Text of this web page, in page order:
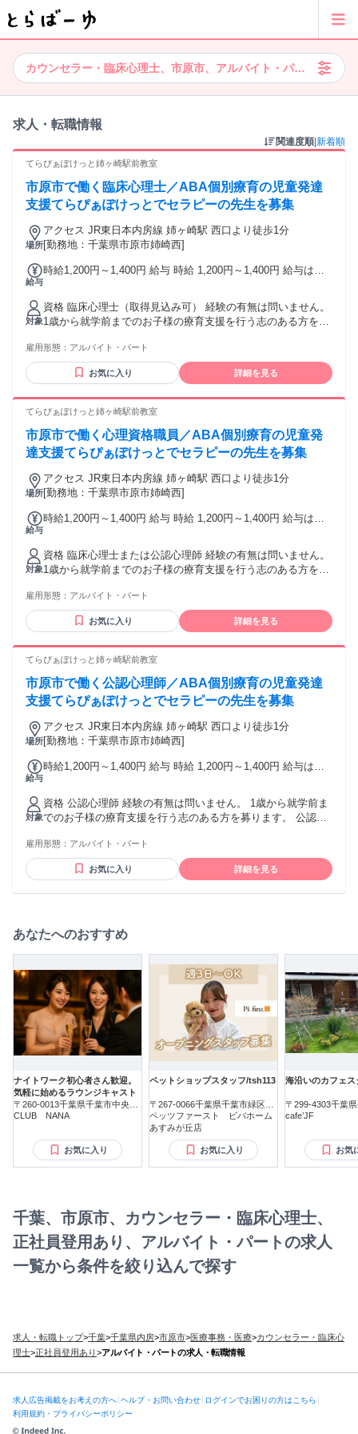
カウンセラー・臨床心理士、市原市、アルバイト・パート、正社
求人・転職情報
関連度順 新着順
てらぴぁぽけっと姉ヶ崎駅前教室
市原市で働く臨床心理士／ABA個別療育の児童発達
支援てらぴぁぽけっとでセラピーの先生を募集
場所
アクセス JR東日本内房線 姉ヶ崎駅 西口より徒歩1分
[勤務地：千葉県市原市姉崎西]
給与
時給1,200円～1,400円 給与 時給 1,200円～1,400円 給与は経
対象
資格 臨床心理士（取得見込み可） 経験の有無は問いません。
1歳から就学前までのお子様の療育支援を行う志のある方を募
雇用形態： アルバイト・パート
お気に入り 詳細を見る
てらぴぁぽけっと姉ヶ崎駅前教室
市原市で働く心理資格職員／ABA個別療育の児童発
達支援てらぴぁぽけっとでセラピーの先生を募集
場所
アクセス JR東日本内房線 姉ヶ崎駅 西口より徒歩1分
[勤務地：千葉県市原市姉崎西]
給与
時給1,200円～1,400円 給与 時給 1,200円～1,400円 給与は経
対象
資格 臨床心理士または公認心理師 経験の有無は問いません。
1歳から就学前までのお子様の療育支援を行う志のある方を募
雇用形態： アルバイト・パート
お気に入り 詳細を見る
てらぴぁぽけっと姉ヶ崎駅前教室
市原市で働く公認心理師／ABA個別療育の児童発達
支援てらぴぁぽけっとでセラピーの先生を募集
場所
アクセス JR東日本内房線 姉ヶ崎駅 西口より徒歩1分
[勤務地：千葉県市原市姉崎西]
給与
時給1,200円～1,400円 給与 時給 1,200円～1,400円 給与は経
対象
資格 公認心理師 経験の有無は問いません。 1歳から就学前ま
でのお子様の療育支援を行う志のある方を募ります。 公認心
雇用形態： アルバイト・パート
お気に入り 詳細を見る
あなたへのおすすめ
ナイトワーク初心者さん歓迎。
気軽に始めるラウンジキャスト
〒260-0013千葉県千葉市中央区
中央
CLUB NANA
お気に入り
ペットショップスタッフ/tsh113
〒267-0066千葉県千葉市緑区あ
すみが丘
ペッツファースト ビバホーム
あすみが丘店
お気に入り
海沿いのカフェス
〒299-4303千葉
東浪見
cafe’JF
お気
千葉、市原市、カウンセラー・臨床心理士、
正社員登用あり、アルバイト・パートの求人
一覧から条件を絞り込んで探す
求人・転職トップ>千葉>千葉県内房>市原市>医療事務・医療>カウンセラー・臨床心
理士>正社員登用あり>アルバイト・パートの求人・転職情報
求人広告掲載をお考えの方へ ヘルプ・お問い合わせ ログインでお困りの方はこちら
利用規約・プライバシーポリシー